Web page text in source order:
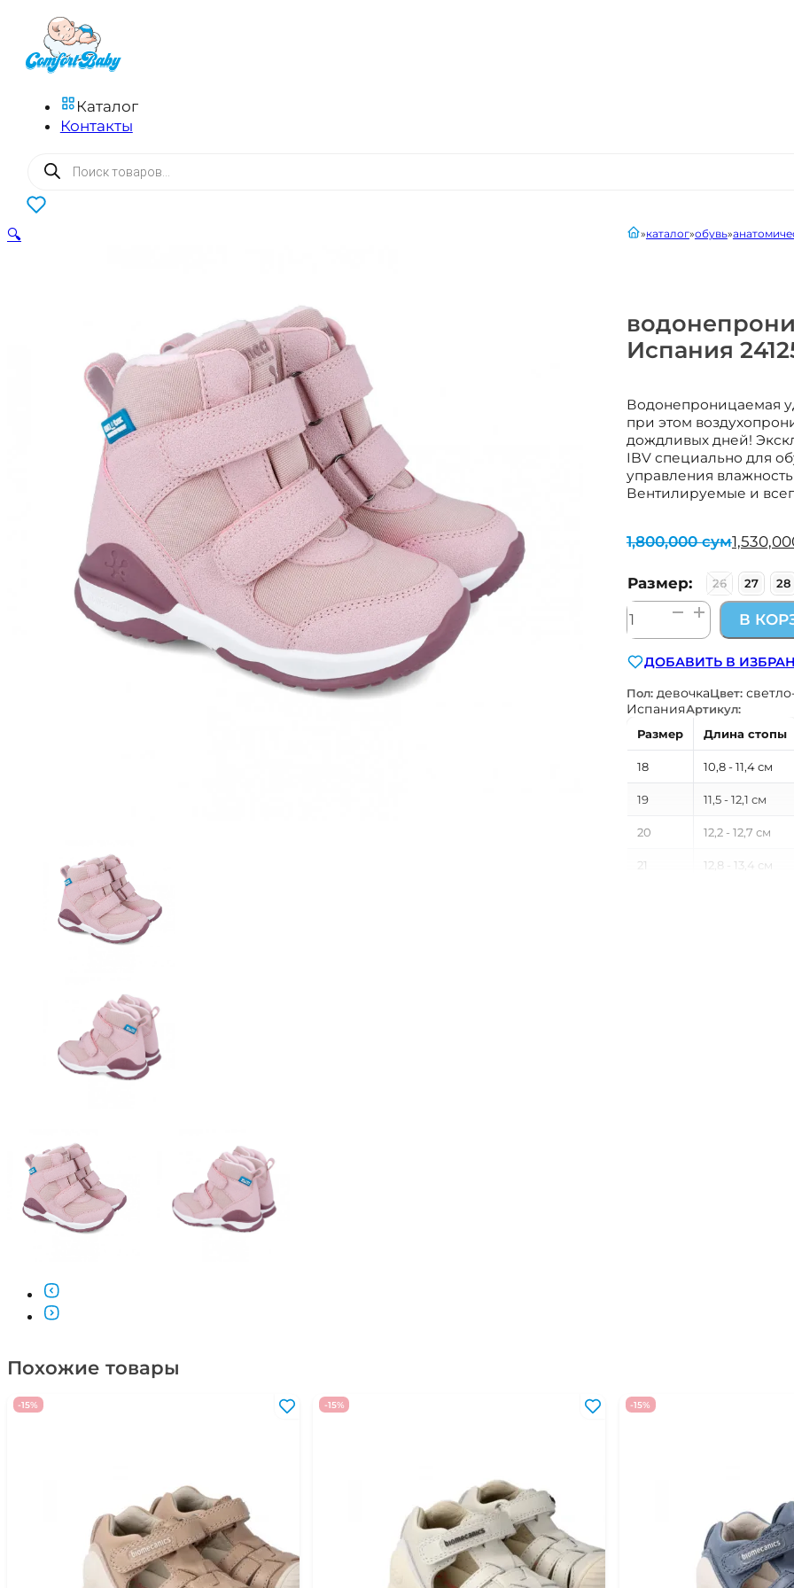
Каталог
Контакты
Поиск
товаров
0
Испания
Водонепроницаемая
при этом
дождливых дней!
IBV специально для
управления
Вентилируемые и
главнаякаталог обувь
1,800,000сум
Первоначальная
составляла
1,800,000 сум.
Текущая
1,530,000 сум.
Размер: 26 27 28
Количество
товара
ботинки
Biomecanics
Испания
241258-
A032
В
ДОБАВИТЬ В
Пол: девочкаЦвет:
ИспанияАртикул:
Размер
Длина стопы
18 10,8 - 11,4 см
19 11,5 - 12,1 см
20 12,2 - 12,7 см
21 12,8 - 13,4 см
26,3 - 27 см
🔍
Похожие товары
-15% -15% -15%